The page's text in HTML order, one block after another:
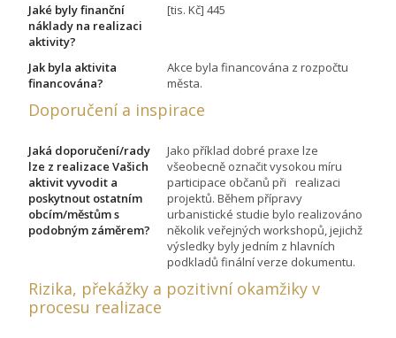
Jaké byly finanční
náklady na realizaci
aktivity?
[tis. Kč] 445
Jak byla aktivita
financována?
Akce byla financována z rozpočtu
města.
Doporučení a inspirace
Jaká doporučení/rady
lze z realizace Vašich
aktivit vyvodit a
poskytnout ostatním
obcím/městům s
podobným záměrem?
Jako příklad dobré praxe lze
všeobecně označit vysokou míru
participace občanů při realizaci
projektů. Během přípravy
urbanistické studie bylo realizováno
několik veřejných workshopů, jejichž
výsledky byly jedním z hlavních
podkladů finální verze dokumentu.
Rizika, překážky a pozitivní okamžiky v
procesu realizace